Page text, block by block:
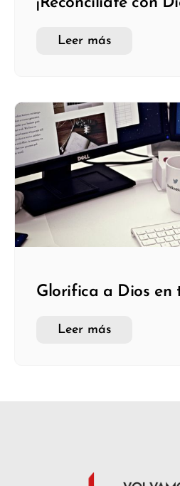
¡Reconcíliate con
Leer más
Glorifica a Dios en
Leer más